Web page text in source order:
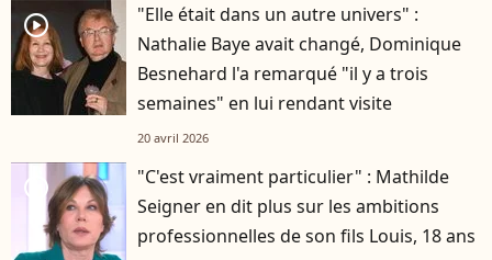
player2
"Elle était dans un autre univers" :
Nathalie Baye avait changé, Dominique
Besnehard l'a remarqué "il y a trois
semaines" en lui rendant visite
20 avril 2026
player2
"C'est vraiment particulier" : Mathilde
Seigner en dit plus sur les ambitions
professionnelles de son fils Louis, 18 ans